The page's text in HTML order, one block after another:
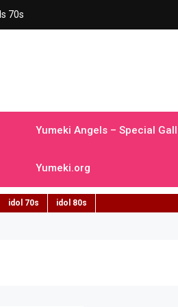
70s
Yumeki Angels – Special
Yumeki.org
idol 70s idol 80s